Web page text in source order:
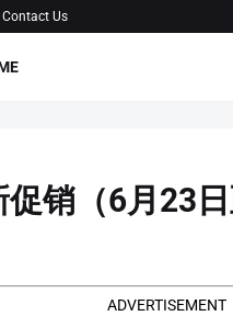
Contact Us
销（6月23日
ADVERTISEMENT